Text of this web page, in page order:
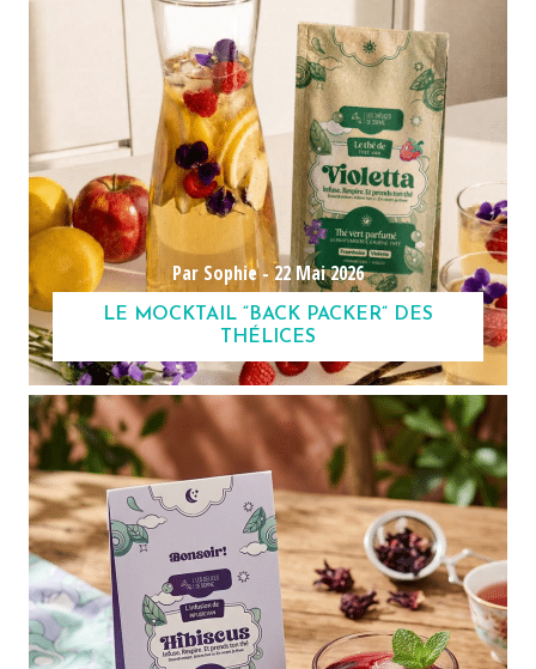
Par Sophie -22 Mai 2026
LE MOCKTAIL “BACK PACKER” DES
THÉLICES